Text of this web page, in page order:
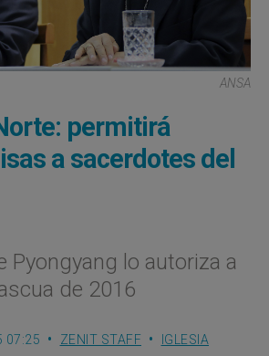
ANSA
permitirá
a sacerdotes del
Pyongyang lo autoriza a
de 2016
07:25 ZENIT STAFF
IGLESIA